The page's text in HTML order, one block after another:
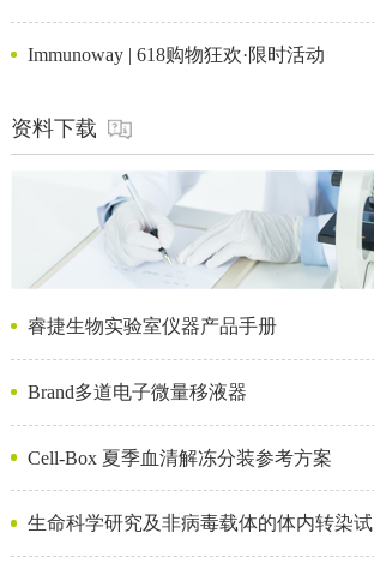
Immunoway | 618购物狂欢·限时活动
资料下载
睿捷生物实验室仪器产品手册
Brand多道电子微量移液器
Cell-Box 夏季血清解冻分装参考方案
生命科学研究及非病毒载体的体内转染试